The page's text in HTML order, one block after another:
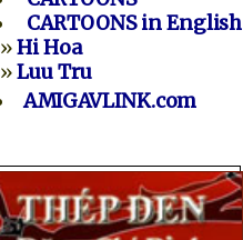
CARTOONS in English
»Hi Hoa
»Luu Tru
AMIGAVLINK.com